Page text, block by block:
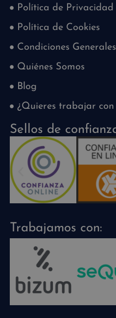
Política de Privacidad
Política de Cookies
Condiciones Generales
Quiénes Somos
Blog
¿Quieres trabajar con
Sellos de
Trabajamos con: